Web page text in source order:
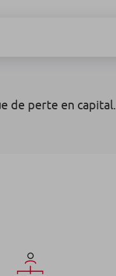
de perte en capital.